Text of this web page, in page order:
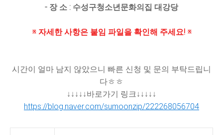
- 장 소 : 수성구청소년문화의집 대강당
※ 자세한 사항은 붙임 파일을 확인해 주세요! ※
시간이 얼마 남지 않았으니 빠른 신청 및 문의 부탁드립니
다ㅎㅎ
↓ ↓ ↓ ↓ ↓바로가기 링크↓ ↓ ↓ ↓ ↓
https://blog.naver.com/sumoonzip/222268056704